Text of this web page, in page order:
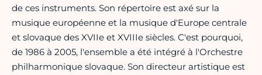
de ces instruments. Son répertoire est axé sur la
musique européenne et la musique d'Europe centrale
et slovaque des XVIIe et XVIIIe siècles. C'est pourquoi,
de 1986 à 2005, l'ensemble a été intégré à l'Orchestre
philharmonique slovaque. Son directeur artistique est